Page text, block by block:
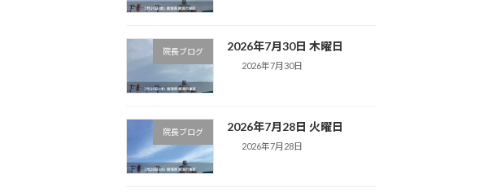
院長ブログ 2026年7月30日 木曜日
2026年7月30日
院長ブログ 2026年7月28日 火曜日
2026年7月28日